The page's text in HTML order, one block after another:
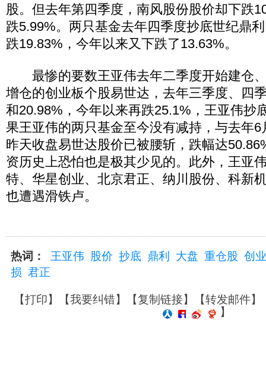
股。但去年第四季度，南风股份股价却下跌
跌5.99%。两只基金去年四季度抄底世纪鼎
跌19.83%，今年以来又下跌了13.63%。
最惨的要数王亚伟去年二季度开始建仓
增仓的创业板个股易世达，去年三季度、四
和20.98%，今年以来再跌25.1%，王亚伟抄
果王亚伟的两只基金至今没有减持，与去年
昨天收盘易世达股价已被腰斩，跌幅达
资历史上恐怕也是极其少见的。此外，王亚
特、华星创业、北京君正、纳川股份、科新
也遭遇滑铁卢。
热词： 王亚伟 股价 抄底 鼎利 大盘 重仓股 创
损 君正
【打印】【我要纠错】【复制链接】【转发邮件】
】